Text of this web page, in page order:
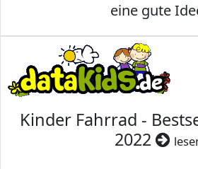
eine gute
Kinder Fahrrad -
2022